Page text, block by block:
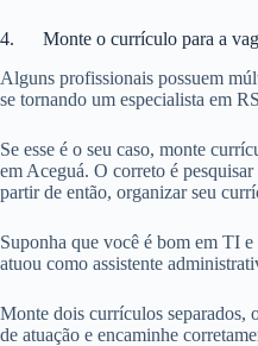
4. Monte o currículo para a
Alguns profissionais possuem
se tornando um especialista em
Se esse é o seu caso, monte
em Aceguá. O correto é
partir de então, organizar seu
Suponha que você é bom em TI
atuou como assistente
Monte dois currículos separados,
de atuação e encaminhe